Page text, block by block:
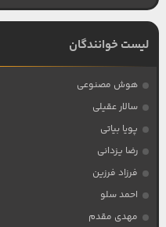
لیست خوانندگان
هوش مصنوعی
سالار عقیلی
پویا بیاتی
رضا یزدانی
فرزاد فرزین
احمد سلو
مهدی مقدم